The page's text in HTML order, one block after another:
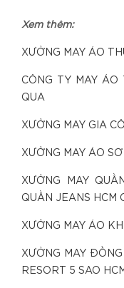
Xem thêm:
XƯỞNG MAY ÁO
CÔNG TY MAY ÁO
QUA
XƯỞNG MAY GIA
XƯỞNG MAY ÁO
XƯỞNG MAY
QUẦN JEANS HCM
XƯỞNG MAY ÁO
XƯỞNG MAY
RESORT 5 SAO